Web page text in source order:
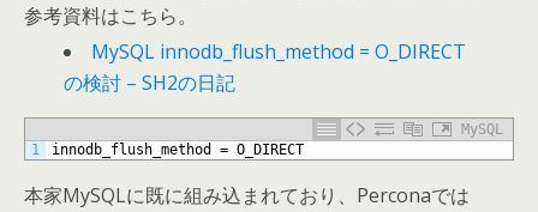
参考資料はこちら。
MySQL innodb_flush_method = O_DIRECT
の検討 – SH2の日記
MySQL
1
innodb_flush_method = O_DIRECT
本家MySQLに既に組み込まれており、Perconaでは